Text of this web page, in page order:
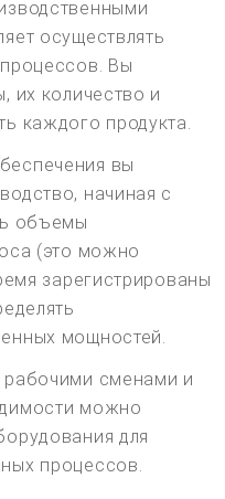
осуществлять
Вы
их количество и
каждого продукта.
вы
начиная с
объемы
(это можно
зарегистрированы
мощностей.
рабочими сменами и
можно
для
процессов.